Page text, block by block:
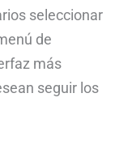
seleccionar
de
más
seguir los